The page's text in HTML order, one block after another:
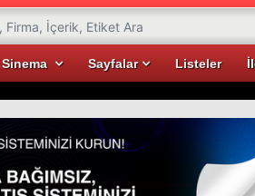
Sinema Sayfalar Listeler